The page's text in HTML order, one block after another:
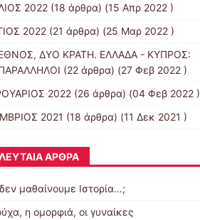
2022(18 άρθρα) (15 Απρ 2022 )
2022(21 άρθρα) (25 Μαρ 2022 )
ΔΥΟ ΚΡΑΤΗ. ΕΛΛΑΔΑ - ΚΥΠΡΟΣ:
(22 άρθρα) (27 Φεβ 2022 )
2022(26 άρθρα) (04 Φεβ 2022 )
2021 (18 άρθρα) (11 Δεκ 2021 )
ΆΡΘΡΑ
δεν μαθαίνουμε Ιστορία…;
η ομορφιά, οι γυναίκες